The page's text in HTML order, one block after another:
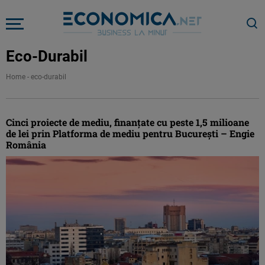
Eco-Durabil
Home - eco-durabil
Cinci proiecte de mediu, finanţate cu peste 1,5 milioane
de lei prin Platforma de mediu pentru Bucureşti – Engie
România